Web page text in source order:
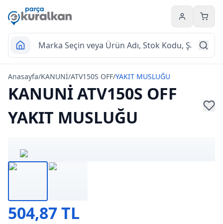
Hesabım
Anasayfa/KANUNİ/ATV150S OFF/YAKIT MUSLUĞU
KANUNİ ATV150S OFF
YAKIT MUSLUĞU
504,87 TL